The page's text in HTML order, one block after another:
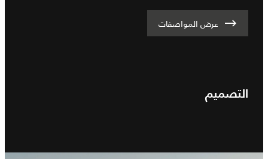
عرض المواصفات
التصميم